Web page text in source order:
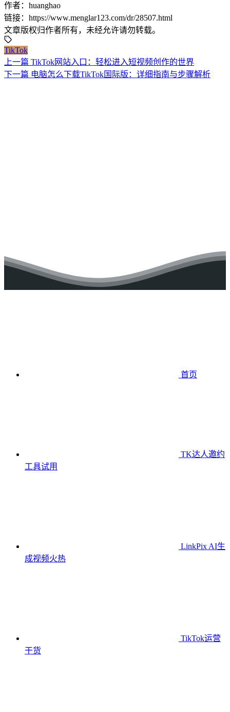
作者：huanghao
链接：https://www.menglar123.com/dr/28507.html
文章版权归作者所有，未经允许请勿转载。
TikTok
上一篇 TikTok网站入口：轻松进入短视频创作的世界
下一篇 电脑怎么下载TikTok国际版：详细指南与步骤解析
首页
TK达人邀约
工具试用
LinkPix AI生
成视频火热
TikTok运营
干货